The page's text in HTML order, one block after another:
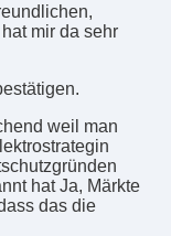
mir da sehr
weil man
hat Ja, Märkte
das die